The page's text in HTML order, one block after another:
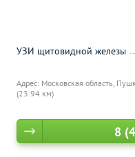
Адрес: Московская область,
(23.94 км)
УЗИ щитовидной железы
8